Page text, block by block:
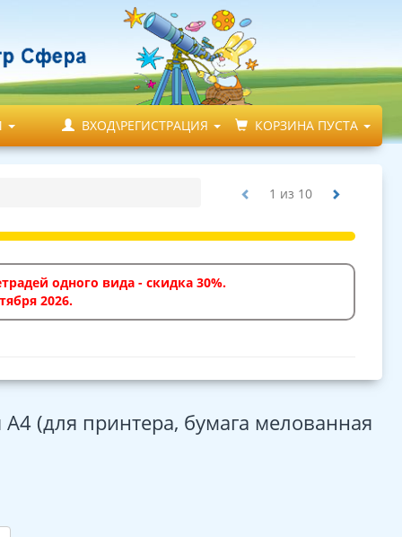
ВХОД\РЕГИСТРАЦИЯ КОРЗИНА ПУСТА
1 из 10
одного вида - скидка 30%.
2026.
(для принтера, бумага мелованная